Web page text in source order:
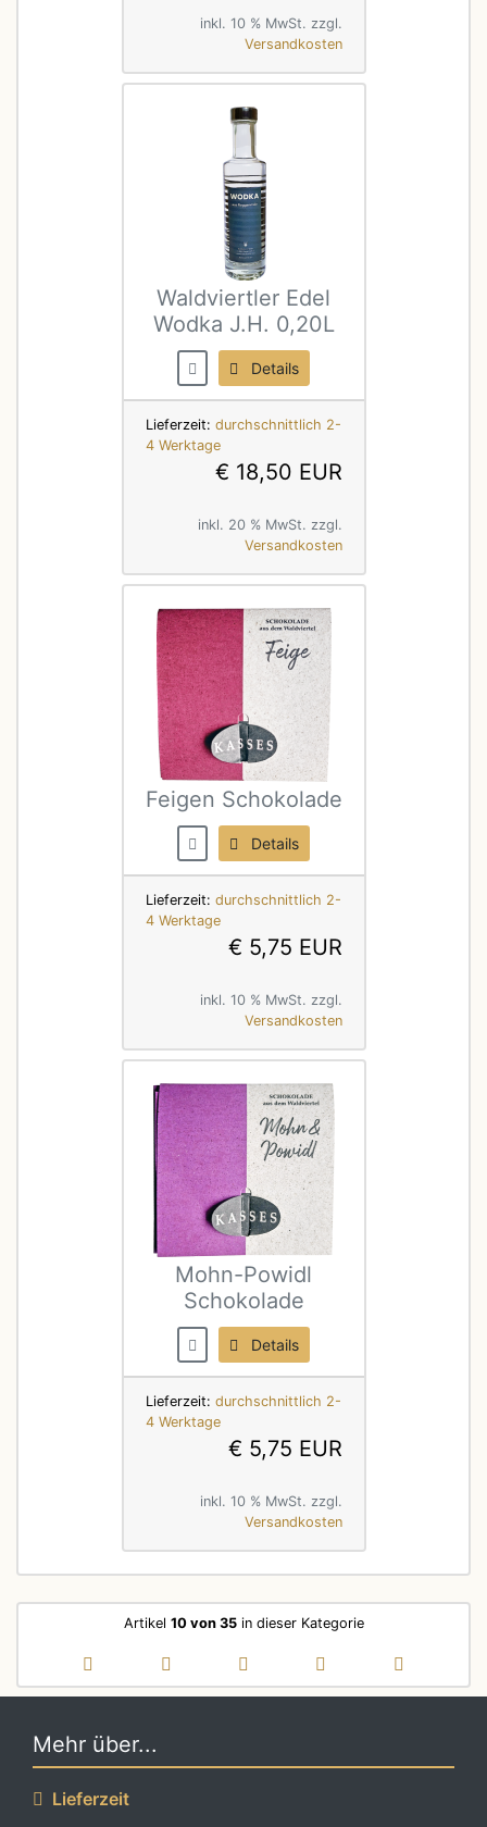
inkl. 10 % MwSt. zzgl.
Versandkosten
Waldviertler Edel
Wodka J.H. 0,20L
Details
Lieferzeit: durchschnittlich 2-
4 Werktage
€ 18,50 EUR
inkl. 20 % MwSt. zzgl.
Versandkosten
Feigen Schokolade
Details
Lieferzeit: durchschnittlich 2-
4 Werktage
€ 5,75 EUR
inkl. 10 % MwSt. zzgl.
Versandkosten
Mohn-Powidl
Schokolade
Details
Lieferzeit: durchschnittlich 2-
4 Werktage
€ 5,75 EUR
inkl. 10 % MwSt. zzgl.
Versandkosten
Artikel 10 von 35in dieser Kategorie
Mehr über...
Lieferzeit